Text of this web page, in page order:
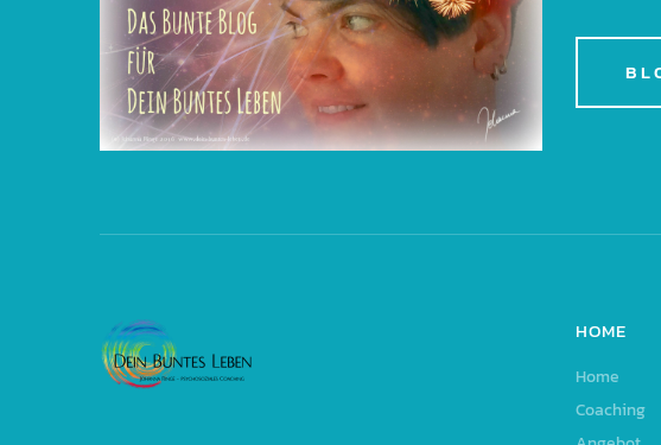
HOME
Home
Coaching